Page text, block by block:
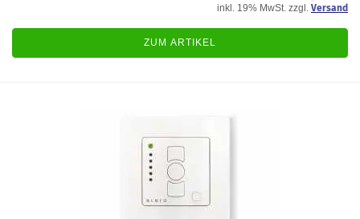
inkl. 19% MwSt. zzgl. Versand
ZUM ARTIKEL